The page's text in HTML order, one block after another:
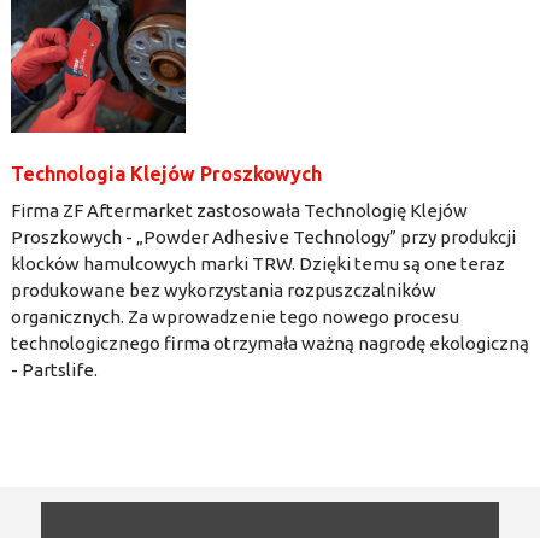
Technologia Klejów Proszkowych
Firma ZF Aftermarket zastosowała Technologię Klejów
Proszkowych - „Powder Adhesive Technology” przy produkcji
klocków hamulcowych marki TRW. Dzięki temu są one teraz
produkowane bez wykorzystania rozpuszczalników
organicznych. Za wprowadzenie tego nowego procesu
technologicznego firma otrzymała ważną nagrodę ekologiczną
- Partslife.